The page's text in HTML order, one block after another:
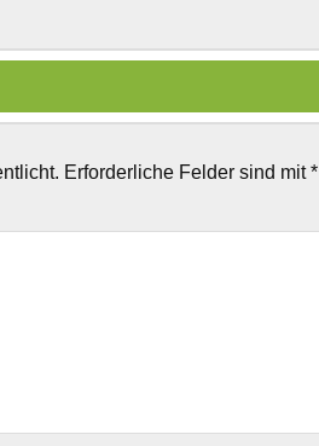
Erforderliche Felder sind mit*